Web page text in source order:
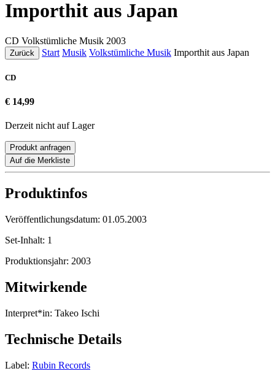
Importhit aus Japan
CD Volkstümliche Musik 2003
Zurück Start Musik Volkstümliche Musik Importhit aus Japan
CD
€ 14,99
Derzeit nicht auf Lager
Produkt anfragen
Auf die Merkliste
Produktinfos
Veröffentlichungsdatum: 01.05.2003
Set-Inhalt: 1
Produktionsjahr: 2003
Mitwirkende
Interpret*in: Takeo Ischi
Technische Details
Label: Rubin Records